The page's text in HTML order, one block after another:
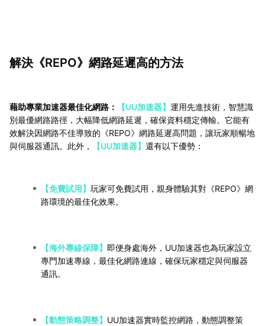
解決《REPO》網路延遲高的方法
藉助專業加速器最佳化網路： 【UU加速器】 運用先進技術，智慧識
別最優網路路徑，大幅降低網路延遲，確保資料穩定傳輸。它能有
效解決因網路不佳導致的《REPO》網路延遲高問題，讓玩家順暢地
與伺服器通訊。此外，
【UU加速器】 還有以下優勢：
【免費試用】 玩家可免費試用，親身體驗其對《REPO》網
路環境的最佳化效果。
【海外專線保障】 即便身處海外，UU加速器也為玩家設立
專門加速專線，最佳化網路連線，確保玩家穩定與伺服器
通訊。
【動態策略調整】 UU加速器實時監控網路，動態調整策